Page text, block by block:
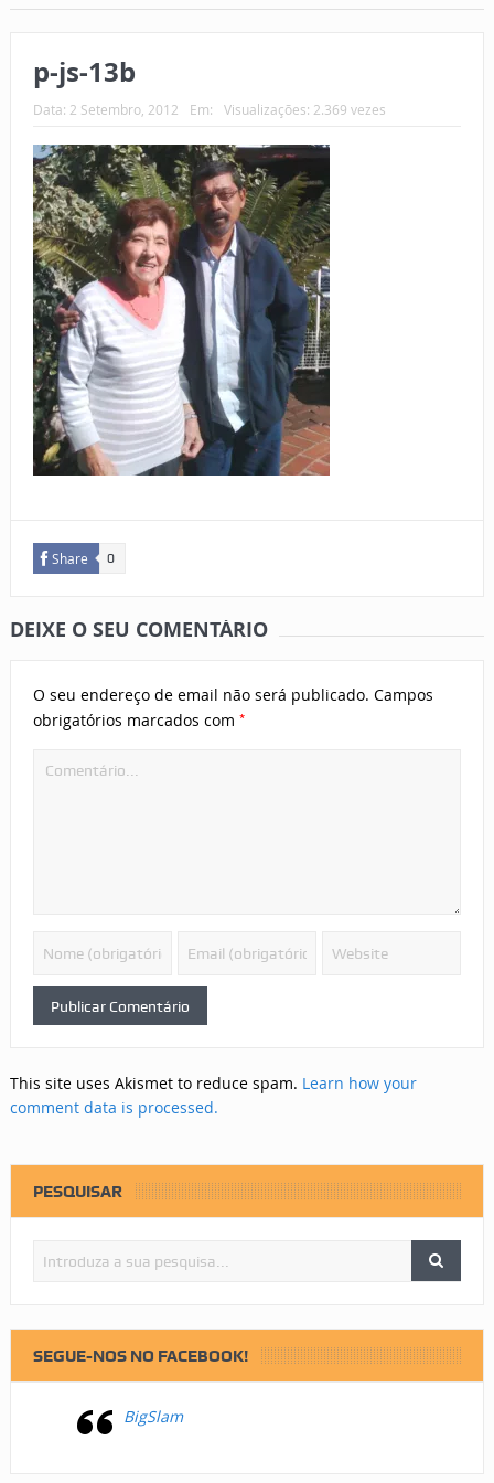
p-js-13b
Data: 2 Setembro, 2012 Em: Visualizações: 2.369 vezes
Share 0
DEIXE O SEU COMENTÁRIO
O seu endereço de email não será publicado. Campos
obrigatórios marcados com *
This site uses Akismet to reduce spam. Learn how your
comment data is processed.
PESQUISAR
SEGUE-NOS NO FACEBOOK!
BigSlam